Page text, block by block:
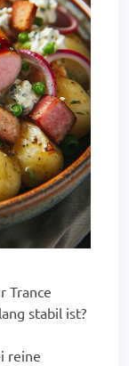
Trance
stabil ist?
reine